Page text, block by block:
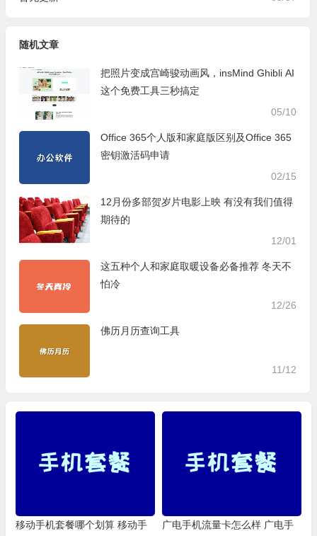
随机文章
把照片变成宫崎骏动画风，insMind Ghibli AI
这个免费工具三秒搞定
05/10
Office 365个人版和家庭版区别及Office 365
密钥激活码申请
02/15
12月份多部贺岁片电影上映 有没有我们值得
期待的
12/01
这五种个人和家庭取暖设备必备推荐 冬天不
怕冷
12/26
佛历月历查询工具
11/12
移动手机套餐哪个划算 移动手
广电手机流量卡怎么样 广电手